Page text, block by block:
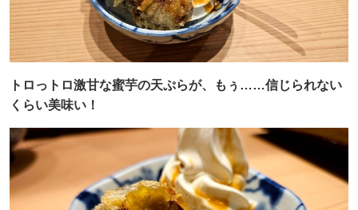
トロっトロ激甘な蜜芋の天ぷらが、もぅ……信じられない
くらい美味い！